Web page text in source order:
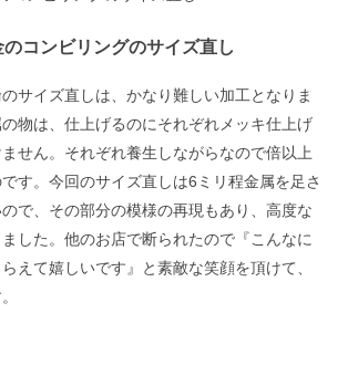
コンビリングのサイズ直し
サイズ直しは、かなり難しい加工となりま
物は、仕上げるのにそれぞれメッキ仕上げ
せん。それぞれ養生しながらなので倍以上
す。今回のサイズ直しは6ミリ程金属を足さ
で、その部分の模様の再現もあり、高度な
した。他のお店で断られたので『こんなに
えて嬉しいです』と素敵な笑顔を頂けて、